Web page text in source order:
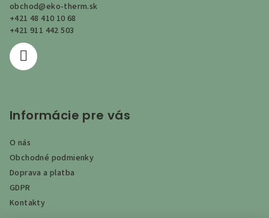
obchod@eko-therm.sk
+421 48 410 10 68
+421 911 442 503
Informácie pre vás
O nás
Obchodné podmienky
Doprava a platba
GDPR
Kontakty